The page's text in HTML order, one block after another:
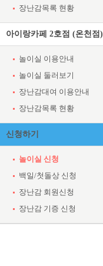
장난감목록 현황
아이랑카페 2호점 (온천점)
놀이실 이용안내
놀이실 둘러보기
장난감대여 이용안내
장난감목록 현황
신청하기
놀이실 신청
백일/첫돌상 신청
장난감 회원신청
장난감 기증 신청